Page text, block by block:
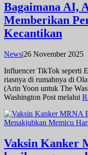
Bagaimana AI,
Memberikan
Kecantikan
News|26 November 2025
Influencer TikTok seperti
riasnya di rumahnya di
(Arin Yoon untuk The
Washington Post melalui
Vaksin Kanker